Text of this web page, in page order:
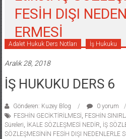
FESİH DIŞI
ERMESİ
Adalet Hukuk Ders Notları İş Hukuku
Aralık 28, 2018
İŞ HUKUKU DERS 6
Gönderen: Kuzey Blog
0 yorum
FESHİN GECİKTİRİLMESİ, FESHİN
Süreleri, İKALE SÖZLEŞMESİ NEDİR, İŞ
SÖZLEŞMESİNİN FESİH DIŞI NEDENLERLE